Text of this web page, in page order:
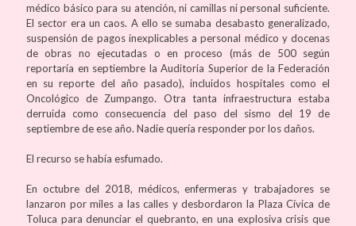
médico básico para su atención, ni camillas ni personal suficiente.
El sector era un caos. A ello se sumaba desabasto generalizado,
suspensión de pagos inexplicables a personal médico y docenas
de obras no ejecutadas o en proceso (más de 500 según
reportaría en septiembre la Auditoria Superior de la Federación
en su reporte del año pasado), incluidos hospitales como el
Oncológico de Zumpango. Otra tanta infraestructura estaba
derruida como consecuencia del paso del sismo del 19 de
septiembre de ese año. Nadie quería responder por los daños.
El recurso se había esfumado.
En octubre del 2018, médicos, enfermeras y trabajadores se
lanzaron por miles a las calles y desbordaron la Plaza Cívica de
Toluca para denunciar el quebranto, en una explosiva crisis que